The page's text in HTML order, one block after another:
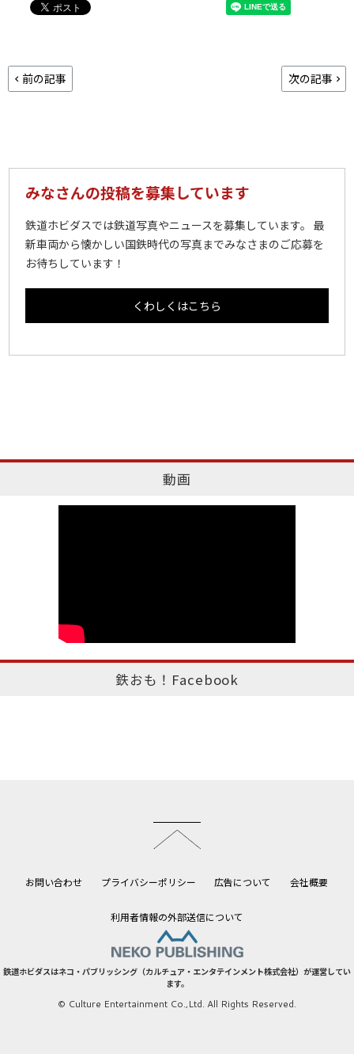
前の記事 次の記事
みなさんの投稿を募集しています
鉄道ホビダスでは鉄道写真やニュースを募集しています。 最
新車両から懐かしい国鉄時代の写真までみなさまのご応募を
お待ちしています！
くわしくはこちら
動画
鉄おも！Facebook
お問い合わせ プライバシーポリシー 広告について 会社概要
利用者情報の外部送信について
鉄道ホビダスはネコ・パブリッシング（カルチュア・エンタテインメント株式会社）が運営してい
ます。
© Culture Entertainment Co.,Ltd. All Rights Reserved.